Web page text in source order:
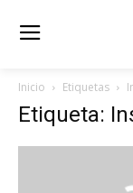
Inicio Etiquetas
Etiqueta: